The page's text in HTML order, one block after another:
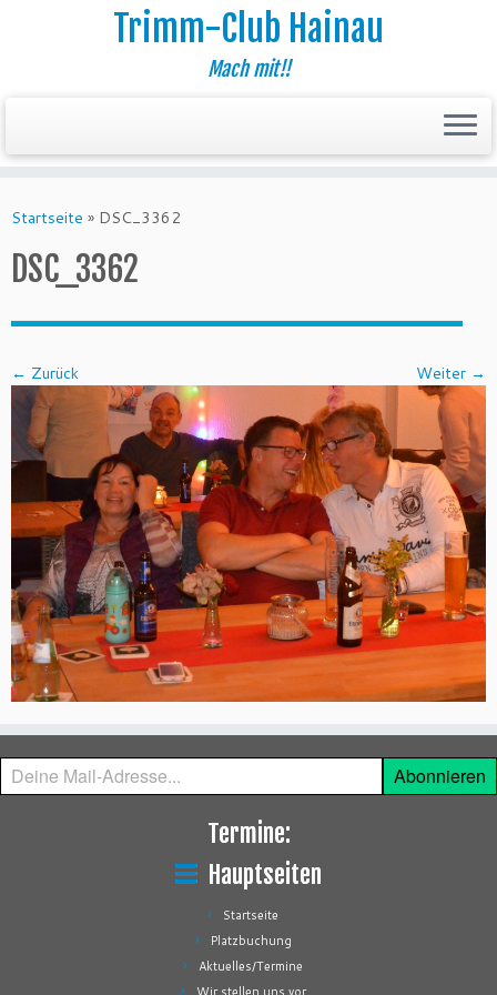
Inhalt
Trimm-Club Hainau
Mach mit!!
Startseite » DSC_3362
DSC_3362
← Zurück Weiter →
Deine
Mail-
Abonnieren
Termine:
Hauptseiten
Startseite
Platzbuchung
Aktuelles/Termine